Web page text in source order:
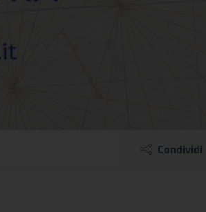
Condividi